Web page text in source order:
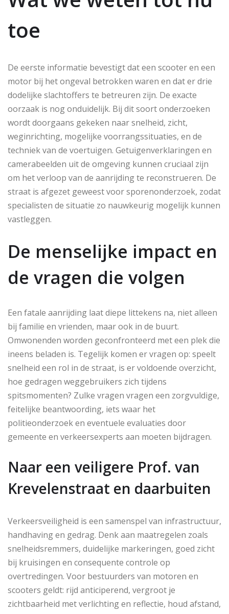
toe
De eerste informatie bevestigt dat een scooter en een
motor bij het ongeval betrokken waren en dat er drie
dodelijke slachtoffers te betreuren zijn. De exacte
oorzaak is nog onduidelijk. Bij dit soort onderzoeken
wordt doorgaans gekeken naar snelheid, zicht,
weginrichting, mogelijke voorrangssituaties, en de
techniek van de voertuigen. Getuigenverklaringen en
camerabeelden uit de omgeving kunnen cruciaal zijn
om het verloop van de aanrijding te reconstrueren. De
straat is afgezet geweest voor sporenonderzoek, zodat
specialisten de situatie zo nauwkeurig mogelijk kunnen
vastleggen.
De menselijke impact en
de vragen die volgen
Een fatale aanrijding laat diepe littekens na, niet alleen
bij familie en vrienden, maar ook in de buurt.
Omwonenden worden geconfronteerd met een plek die
ineens beladen is. Tegelijk komen er vragen op: speelt
snelheid een rol in de straat, is er voldoende overzicht,
hoe gedragen weggebruikers zich tijdens
spitsmomenten? Zulke vragen vragen een zorgvuldige,
feitelijke beantwoording, iets waar het
politieonderzoek en eventuele evaluaties door
gemeente en verkeersexperts aan moeten bijdragen.
Naar een veiligere Prof. van
Krevelenstraat en daarbuiten
Verkeersveiligheid is een samenspel van infrastructuur,
handhaving en gedrag. Denk aan maatregelen zoals
snelheidsremmers, duidelijke markeringen, goed zicht
bij kruisingen en consequente controle op
overtredingen. Voor bestuurders van motoren en
scooters geldt: rijd anticiperend, vergroot je
zichtbaarheid met verlichting en reflectie, houd afstand,